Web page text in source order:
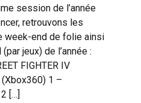
session de l’année
retrouvons les
week-end de folie ainsi
jeux) de l’année :
FIGHTER IV
(Xbox360) 1 –
[…]